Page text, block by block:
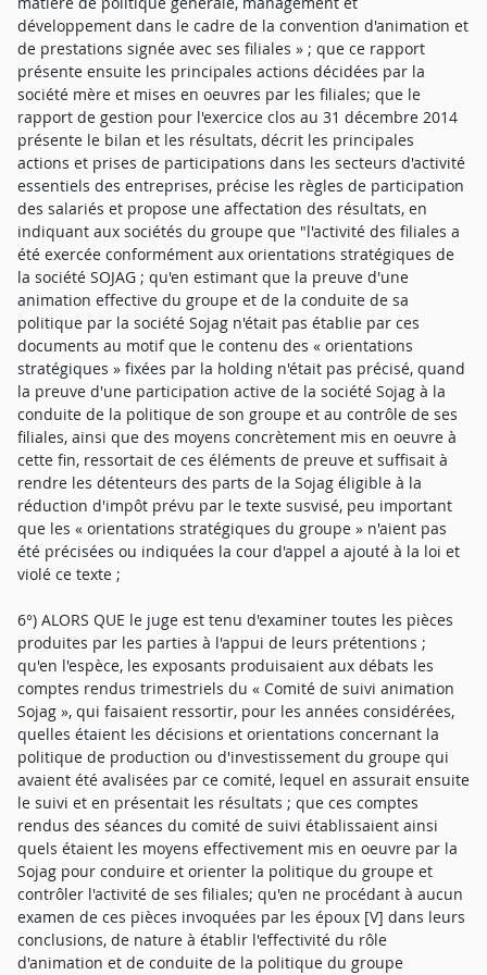
développement dans le cadre de la convention d'animation et
de prestations signée avec ses filiales » ; que ce rapport
présente ensuite les principales actions décidées par la
société mère et mises en oeuvres par les filiales; que le
rapport de gestion pour l'exercice clos au 31 décembre 2014
présente le bilan et les résultats, décrit les principales
actions et prises de participations dans les secteurs d'activité
essentiels des entreprises, précise les règles de participation
des salariés et propose une affectation des résultats, en
indiquant aux sociétés du groupe que "l'activité des filiales a
été exercée conformément aux orientations stratégiques de
la société SOJAG ; qu'en estimant que la preuve d'une
animation effective du groupe et de la conduite de sa
politique par la société Sojag n'était pas établie par ces
documents au motif que le contenu des « orientations
stratégiques » fixées par la holding n'était pas précisé, quand
la preuve d'une participation active de la société Sojag à la
conduite de la politique de son groupe et au contrôle de ses
filiales, ainsi que des moyens concrètement mis en oeuvre à
cette fin, ressortait de ces éléments de preuve et suffisait à
rendre les détenteurs des parts de la Sojag éligible à la
réduction d'impôt prévu par le texte susvisé, peu important
que les « orientations stratégiques du groupe » n'aient pas
été précisées ou indiquées la cour d'appel a ajouté à la loi et
violé ce texte ;
6°) ALORS QUE le juge est tenu d'examiner toutes les pièces
produites par les parties à l'appui de leurs prétentions ;
qu'en l'espèce, les exposants produisaient aux débats les
comptes rendus trimestriels du « Comité de suivi animation
Sojag », qui faisaient ressortir, pour les années considérées,
quelles étaient les décisions et orientations concernant la
politique de production ou d'investissement du groupe qui
avaient été avalisées par ce comité, lequel en assurait ensuite
le suivi et en présentait les résultats ; que ces comptes
rendus des séances du comité de suivi établissaient ainsi
quels étaient les moyens effectivement mis en oeuvre par la
Sojag pour conduire et orienter la politique du groupe et
contrôler l'activité de ses filiales; qu'en ne procédant à aucun
examen de ces pièces invoquées par les époux [V] dans leurs
conclusions, de nature à établir l'effectivité du rôle
d'animation et de conduite de la politique du groupe